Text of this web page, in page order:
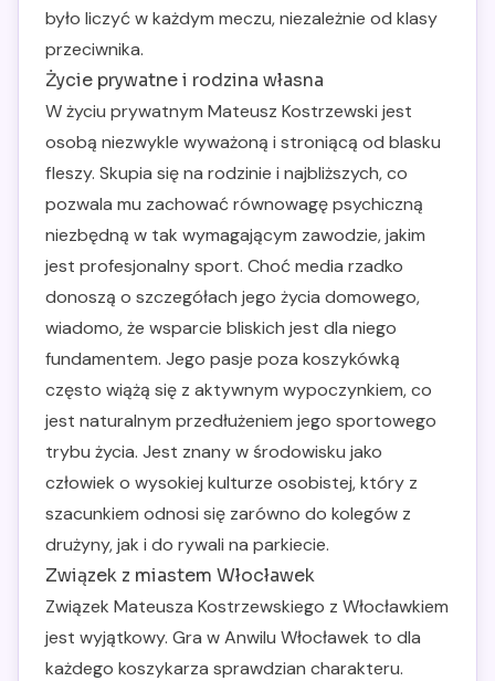
było liczyć w każdym meczu, niezależnie od klasy
przeciwnika.
Życie prywatne i rodzina własna
W życiu prywatnym Mateusz Kostrzewski jest
osobą niezwykle wyważoną i stroniącą od blasku
fleszy. Skupia się na rodzinie i najbliższych, co
pozwala mu zachować równowagę psychiczną
niezbędną w tak wymagającym zawodzie, jakim
jest profesjonalny sport. Choć media rzadko
donoszą o szczegółach jego życia domowego,
wiadomo, że wsparcie bliskich jest dla niego
fundamentem. Jego pasje poza koszykówką
często wiążą się z aktywnym wypoczynkiem, co
jest naturalnym przedłużeniem jego sportowego
trybu życia. Jest znany w środowisku jako
człowiek o wysokiej kulturze osobistej, który z
szacunkiem odnosi się zarówno do kolegów z
drużyny, jak i do rywali na parkiecie.
Związek z miastem Włocławek
Związek Mateusza Kostrzewskiego z Włocławkiem
jest wyjątkowy. Gra w Anwilu Włocławek to dla
każdego koszykarza sprawdzian charakteru.